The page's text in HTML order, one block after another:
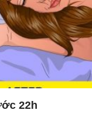
22h